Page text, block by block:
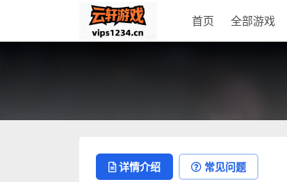
首页 全部游戏
详情介绍 常见问题